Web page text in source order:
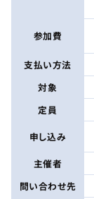
参加費
支払い方法
対象
定員
申し込み
主催者
問い合わせ先